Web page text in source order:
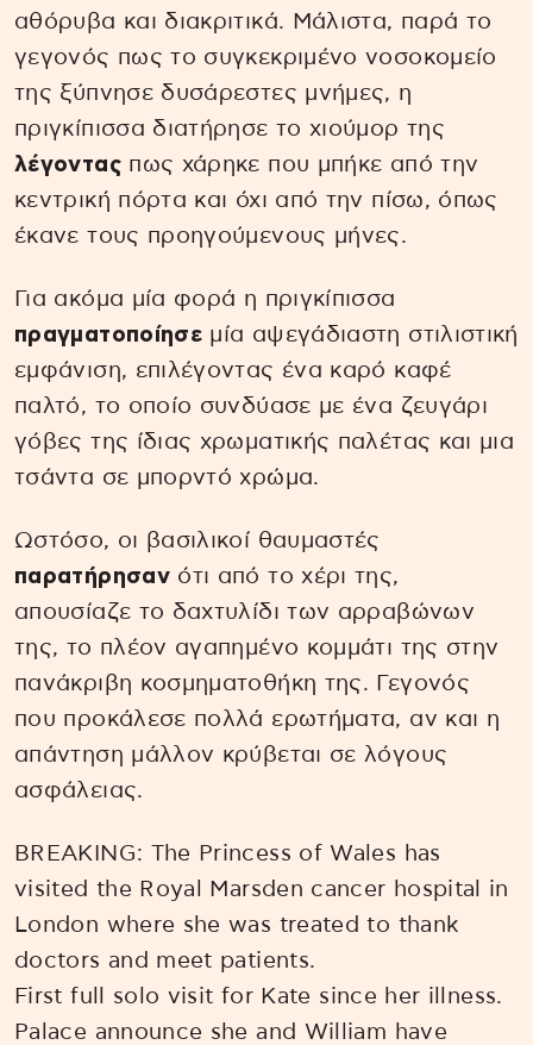
αθόρυβα και διακριτικά. Μάλιστα, παρά το
γεγονός πως το συγκεκριμένο νοσοκομείο
της ξύπνησε δυσάρεστες μνήμες, η
πριγκίπισσα διατήρησε το χιούμορ της
λέγονταςπως χάρηκε που μπήκε από την
κεντρική πόρτα και όχι από την πίσω, όπως
έκανε τους προηγούμενους μήνες.
Για ακόμα μία φορά η πριγκίπισσα
πραγματοποίησε μία αψεγάδιαστη στιλιστική
εμφάνιση, επιλέγοντας ένα καρό καφέ
παλτό, το οποίο συνδύασε με ένα ζευγάρι
γόβες της ίδιας χρωματικής παλέτας και μια
τσάντα σε μπορντό χρώμα.
Ωστόσο, οι βασιλικοί θαυμαστές
παρατήρησανότι από το χέρι της,
απουσίαζε το δαχτυλίδι των αρραβώνων
της, το πλέον αγαπημένο κομμάτι της στην
πανάκριβη κοσμηματοθήκη της. Γεγονός
που προκάλεσε πολλά ερωτήματα, αν και η
απάντηση μάλλον κρύβεται σε λόγους
ασφάλειας.
BREAKING: The Princess of Wales has
visited the Royal Marsden cancer hospital in
London where she was treated to thank
doctors and meet patients.
First full solo visit for Kate since her illness.
Palace announce she and William have